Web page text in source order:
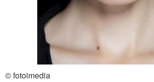
© fotoimedia